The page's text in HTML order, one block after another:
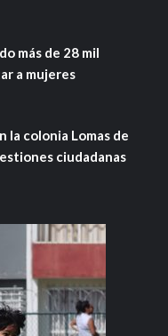
más de 28 mil
a mujeres
colonia Lomas de
ciudadanas